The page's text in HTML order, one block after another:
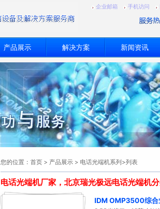
企业邮箱 手机访问
产品展示 解决方案 新闻资讯
您的位置： 首页 > 产品展示 > 电话光端机系列>列表
电话光端机厂家，北京瑞光极远电话光端机分
IDM OMP3500综合